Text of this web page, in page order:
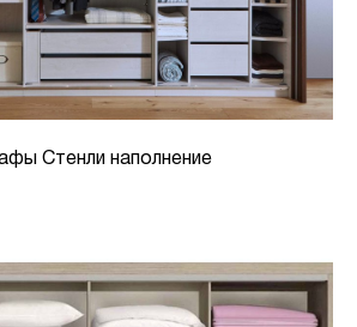
Стенли наполнение